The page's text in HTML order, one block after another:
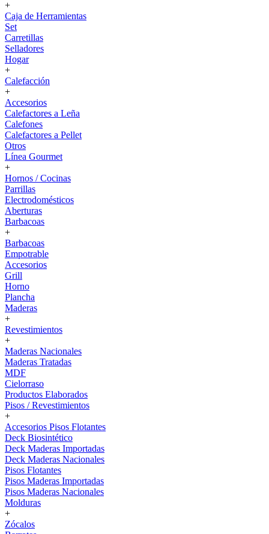
+
Caja de Herramientas
Set
Carretillas
Selladores
Hogar
+
Calefacción
+
Accesorios
Calefactores a Leña
Calefones
Calefactores a Pellet
Otros
Línea Gourmet
+
Hornos / Cocinas
Parrillas
Electrodomésticos
Aberturas
Barbacoas
+
Barbacoas
Empotrable
Accesorios
Grill
Horno
Plancha
Maderas
+
Revestimientos
+
Maderas Nacionales
Maderas Tratadas
MDF
Cielorraso
Productos Elaborados
Pisos / Revestimientos
+
Accesorios Pisos Flotantes
Deck Biosintético
Deck Maderas Importadas
Deck Maderas Nacionales
Pisos Flotantes
Pisos Maderas Importadas
Pisos Maderas Nacionales
Molduras
+
Zócalos